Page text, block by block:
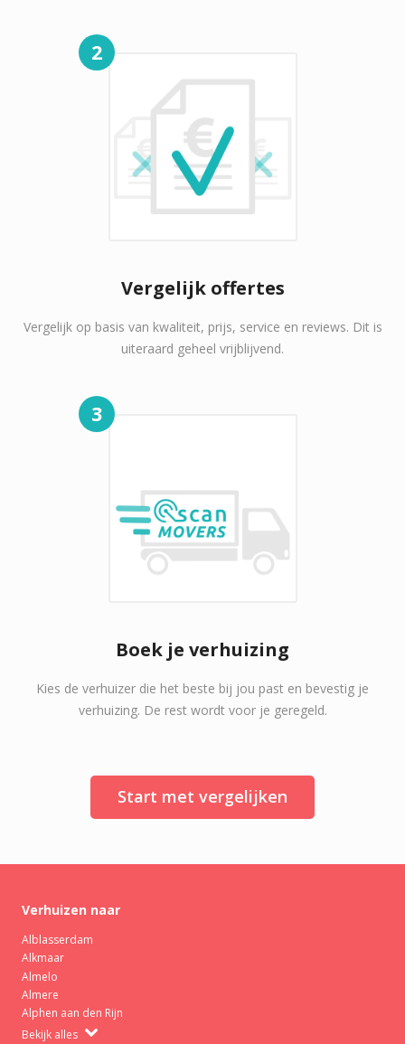
2
Vergelijk offertes
Vergelijk op basis van kwaliteit, prijs, service en reviews. Dit is
uiteraard geheel vrijblijvend.
3
Boek je verhuizing
Kies de verhuizer die het beste bij jou past en bevestig je
verhuizing. De rest wordt voor je geregeld.
Start met vergelijken
Verhuizen naar
Alblasserdam
Alkmaar
Almelo
Almere
Alphen aan den Rijn
Bekijk alles